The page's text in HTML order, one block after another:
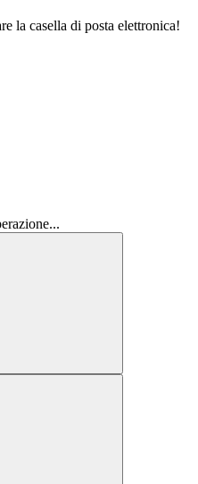
la casella di posta elettronica!